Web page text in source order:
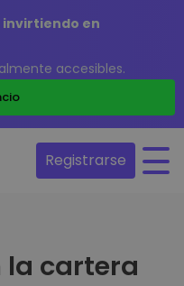
en
accesibles.
Registrarse
la cartera